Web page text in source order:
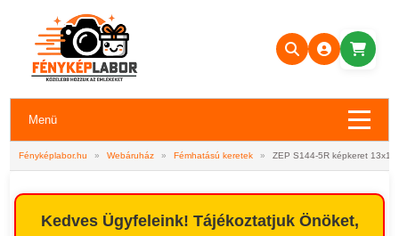
Menü
Fényképlabor.hu » Webáruház » Fémhatású keretek » ZEP S144-5R képkeret 13x18
Kedves Ügyfeleink! Tájékoztatjuk Önöket,